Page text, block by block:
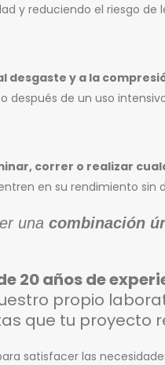
y reduciendo el riesgo de
desgaste y a la
después de un uso
correr o realizar
en su rendimiento sin
una combinación
20 años de
propio
que tu proyecto
satisfacer las